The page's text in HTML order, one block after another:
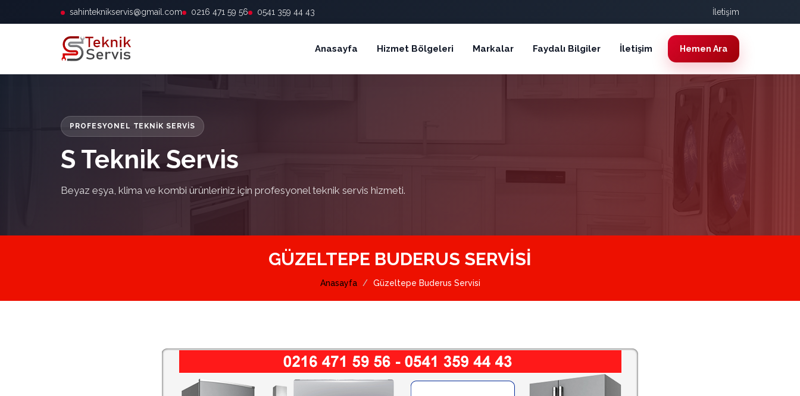
sahinteknikservis@gmail.com 0216 471 59 56 0541 359 44 43 İletişim
Anasayfa Hizmet Bölgeleri Markalar Faydalı Bilgiler İletişim Hemen Ara
PROFESYONEL TEKNIK SERVIS
S Teknik Servis
Beyaz eşya, klima ve kombi ürünleriniz için profesyonel teknik servis hizmeti.
GÜZELTEPE BUDERUS SERVISI
Anasayfa Güzeltepe Buderus Servisi